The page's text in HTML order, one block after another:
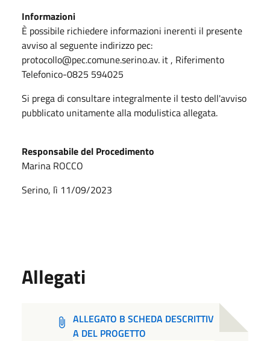
Informazioni
È possibile richiedere informazioni inerenti il presente
avviso al seguente indirizzo pec:
protocollo@pec.comune.serino.av. it , Riferimento
Telefonico-0825 594025
Si prega di consultare integralmente il testo dell'avviso
pubblicato unitamente alla modulistica allegata.
Responsabile del Procedimento
Marina ROCCO
Serino, lì 11/09/2023
Allegati
ALLEGATO B SCHEDA DESCRITTIV
A DEL PROGETTO